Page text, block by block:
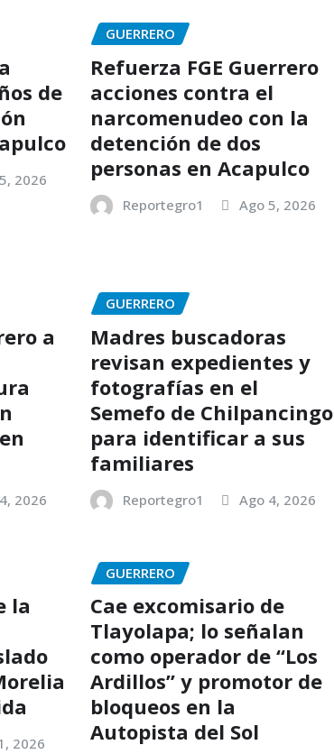
de
2026
GUERRERO
Refuerza FGE Guerrero
acciones contra el
narcomenudeo con la
detención de dos
personas en Acapulco
Reportegro1 Ago 5, 2026
a
2026
GUERRERO
Madres buscadoras
revisan expedientes y
fotografías en el
Semefo de Chilpancingo
para identificar a sus
familiares
Reportegro1 Ago 4, 2026
la
2026
GUERRERO
Cae excomisario de
Tlayolapa; lo señalan
como operador de “Los
Ardillos” y promotor de
bloqueos en la
Autopista del Sol